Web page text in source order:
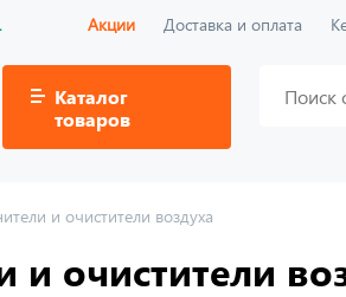
Акции Доставка и оплата
Каталог
товаров
и очистители воздуха
и очистители